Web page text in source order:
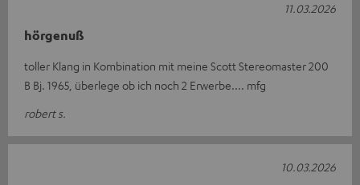
hörgenuß
toller Klang in Kombination mit meine Scott Stereomaster 200
B Bj. 1965, überlege ob ich noch 2 Erwerbe.... mfg
robert s.
11.03.2026
10.03.2026